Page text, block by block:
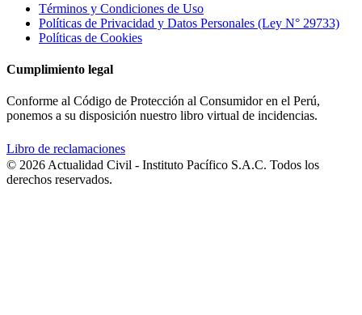
Términos y Condiciones de Uso
Políticas de Privacidad y Datos Personales (Ley N° 29733)
Políticas de Cookies
Cumplimiento legal
Conforme al Código de Protección al Consumidor en el Perú,
ponemos a su disposición nuestro libro virtual de incidencias.
Libro de reclamaciones
© 2026 Actualidad Civil - Instituto Pacífico S.A.C. Todos los
derechos reservados.